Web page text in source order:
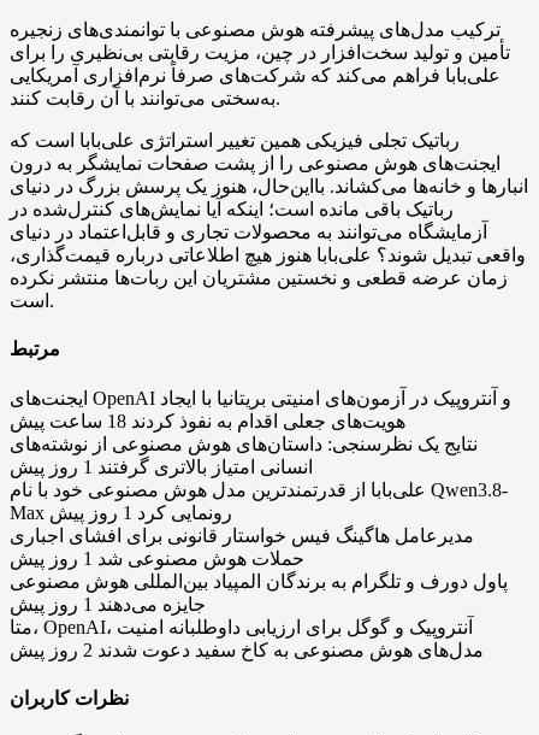
ترکیب مدل‌های پیشرفته هوش مصنوعی با توانمندی‌های زنجیره
تأمین و تولید سخت‌افزار در چین، مزیت رقابتی بی‌نظیری را برای
علی‌بابا فراهم می‌کند که شرکت‌های صرفاً نرم‌افزاری آمریکایی
به‌سختی می‌توانند با آن رقابت کنند.
رباتیک تجلی فیزیکی همین تغییر استراتژی علی‌بابا است که
ایجنت‌های هوش مصنوعی را از پشت صفحات نمایشگر به درون
انبارها و خانه‌ها می‌کشاند. با‌این‌حال، هنوز یک پرسش بزرگ در دنیای
رباتیک باقی مانده است؛ اینکه آیا نمایش‌های کنترل‌شده در
آزمایشگاه می‌توانند به محصولات تجاری و قابل‌اعتماد در دنیای
واقعی تبدیل شوند؟ علی‌بابا هنوز هیچ اطلاعاتی درباره قیمت‌گذاری،
زمان عرضه قطعی و نخستین مشتریان این ربات‌ها منتشر نکرده
است.
مرتبط
ایجنت‌های OpenAI و آنتروپیک در آزمون‌های امنیتی بریتانیا با ایجاد
هویت‌های جعلی اقدام به نفوذ کردند 18 ساعت پیش
نتایج یک نظرسنجی: داستان‌های هوش مصنوعی از نوشته‌های
انسانی امتیاز بالاتری گرفتند 1 روز پیش
علی‌بابا از قدرتمندترین مدل هوش مصنوعی خود با نام Qwen3.8-
Max رونمایی کرد 1 روز پیش
مدیرعامل هاگینگ فیس خواستار قانونی برای افشای اجباری
حملات هوش مصنوعی شد 1 روز پیش
پاول دورف و تلگرام به برندگان المپیاد بین‌المللی هوش مصنوعی
جایزه می‌دهند 1 روز پیش
متا، OpenAI، آنتروپیک و گوگل برای ارزیابی داوطلبانه امنیت
مدل‌های هوش مصنوعی به کاخ سفید دعوت شدند 2 روز پیش
نظرات کاربران